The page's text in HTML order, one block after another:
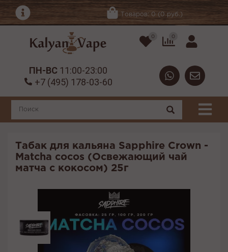
Товаров: 0 (0 руб.)
0 0
ПН-ВС 11:00-23:00
+7 (495) 178-03-60
Табак для кальяна Sapphire Crown -
Matcha cocos (Освежающий чай
матча с кокосом) 25г